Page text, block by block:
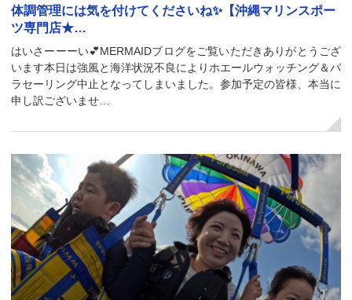
体調管理には気を付けてくださいね✨【沖縄マリンスポー
ツ専門店★…
はいさーーーい💕MERMAIDブログをご覧いただきありがとうござ
います本日は強風と海洋状況不良によりホエールウォッチング＆パ
ラセーリング中止となってしまいました。参加予定の皆様、本当に
申し訳ございませ…